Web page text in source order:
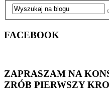
FACEBOOK
ZAPRASZAM NA
ZRÓB PIERWSZY